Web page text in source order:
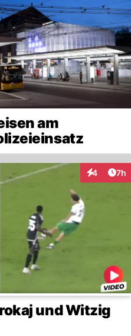
am
4 7h
und Witzig